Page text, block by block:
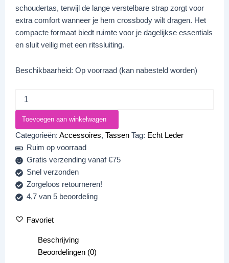
schoudertas, terwijl de lange verstelbare strap zorgt voor
extra comfort wanneer je hem crossbody wilt dragen. Het
compacte formaat biedt ruimte voor je dagelijkse essentials
en sluit veilig met een ritssluiting.
Beschikbaarheid: Op voorraad (kan nabesteld worden)
Toevoegen aan winkelwagen
Categorieën: Accessoires, Tassen Tag: Echt Leder
Ruim op voorraad
Gratis verzending vanaf €75
Snel verzonden
Zorgeloos retourneren!
4,7 van 5 beoordeling
Favoriet
Beschrijving
Beoordelingen (0)